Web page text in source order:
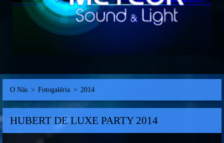
O Nás > Fotogaléria > 2014
HUBERT DE LUXE PARTY 2014